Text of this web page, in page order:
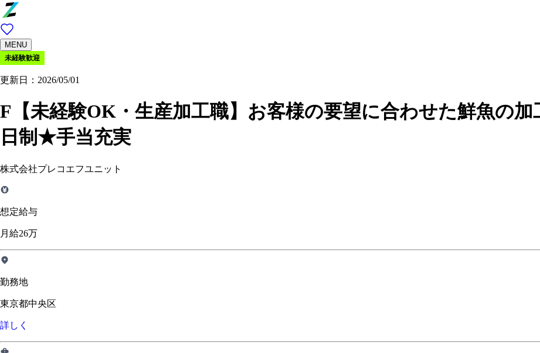
MENU
未経験歓迎
更新日：2026/05/01
F【未経験OK・生産加工職】お客様の要望に合わせた鮮魚の
日制★手当充実
株式会社プレコエフユニット
想定給与
月給26万
勤務地
東京都中央区
詳しく